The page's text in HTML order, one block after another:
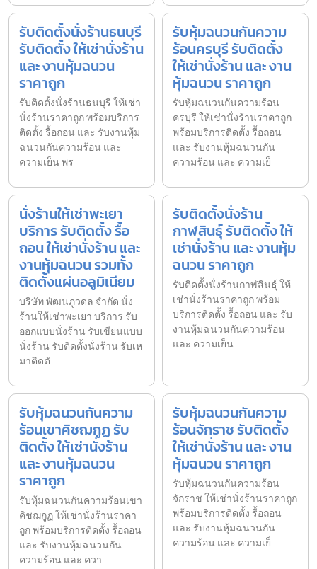
รับติดตั้งนั่งร้านธนบุรี
รับติดตั้ง ให้เช่านั่งร้าน
และ งานหุ้มฉนวน
ราคาถูก
รับติดตั้งนั่งร้านธนบุรี ให้เช่า
นั่งร้านราคาถูก พร้อมบริการ
ติดตั้ง รื้อถอน และ รับงานหุ้ม
ฉนวนกันความร้อน และ
ความเย็น พร
รับหุ้มฉนวนกันความ
ร้อนครบุรี รับติดตั้ง
ให้เช่านั่งร้าน และ งาน
หุ้มฉนวน ราคาถูก
รับหุ้มฉนวนกันความร้อน
ครบุรี ให้เช่านั่งร้านราคาถูก
พร้อมบริการติดตั้ง รื้อถอน
และ รับงานหุ้มฉนวนกัน
ความร้อน และ ความเย็
นั่งร้านให้เช่าพะเยา
บริการ รับติดตั้ง รื้อ
ถอน ให้เช่านั่งร้าน และ
งานหุ้มฉนวน รวมทั้ง
ติดตั้งแผ่นอลูมิเนียม
บริษัท พัฒนภูวดล จำกัด นั่ง
ร้านให้เช่าพะเยา บริการ รับ
ออกแบบนั่งร้าน รับเขียนแบบ
นั่งร้าน รับติดตั้งนั่งร้าน รับเห
มาติดตั
รับติดตั้งนั่งร้าน
กาฬสินธุ์ รับติดตั้ง ให้
เช่านั่งร้าน และ งานหุ้ม
ฉนวน ราคาถูก
รับติดตั้งนั่งร้านกาฬสินธุ์ ให้
เช่านั่งร้านราคาถูก พร้อม
บริการติดตั้ง รื้อถอน และ รับ
งานหุ้มฉนวนกันความร้อน
และ ความเย็น
รับหุ้มฉนวนกันความ
ร้อนเขาคิชฌกูฏ รับ
ติดตั้ง ให้เช่านั่งร้าน
และ งานหุ้มฉนวน
ราคาถูก
รับหุ้มฉนวนกันความร้อนเขา
คิชฌกูฏ ให้เช่านั่งร้านราคา
ถูก พร้อมบริการติดตั้ง รื้อถอน
และ รับงานหุ้มฉนวนกัน
ความร้อน และ ควา
รับหุ้มฉนวนกันความ
ร้อนจักราช รับติดตั้ง
ให้เช่านั่งร้าน และ งาน
หุ้มฉนวน ราคาถูก
รับหุ้มฉนวนกันความร้อน
จักราช ให้เช่านั่งร้านราคาถูก
พร้อมบริการติดตั้ง รื้อถอน
และ รับงานหุ้มฉนวนกัน
ความร้อน และ ความเย็